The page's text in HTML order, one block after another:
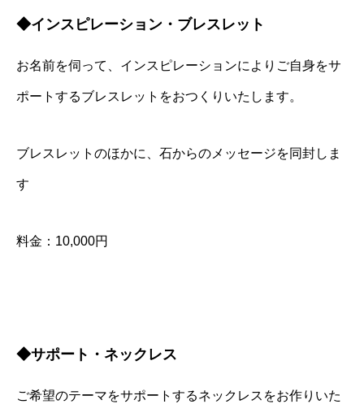
◆インスピレーション・ブレスレット
お名前を伺って、インスピレーションによりご自身をサ
ポートするブレスレットをおつくりいたします。
ブレスレットのほかに、石からのメッセージを同封しま
す
料金：10,000円
◆サポート・ネックレス
ご希望のテーマをサポートするネックレスをお作りいた